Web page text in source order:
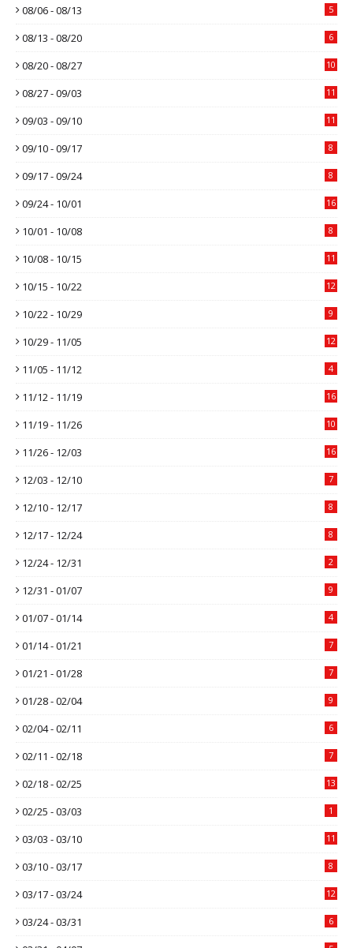
08/06 - 08/13 5
08/13 - 08/20 6
08/20 - 08/27 10
08/27 - 09/03 11
09/03 - 09/10 11
09/10 - 09/17 8
09/17 - 09/24 8
09/24 - 10/01 16
10/01 - 10/08 8
10/08 - 10/15 11
10/15 - 10/22 12
10/22 - 10/29 9
10/29 - 11/05 12
11/05 - 11/12 4
11/12 - 11/19 16
11/19 - 11/26 10
11/26 - 12/03 16
12/03 - 12/10 7
12/10 - 12/17 8
12/17 - 12/24 8
12/24 - 12/31 2
12/31 - 01/07 9
01/07 - 01/14 4
01/14 - 01/21 7
01/21 - 01/28 7
01/28 - 02/04 9
02/04 - 02/11 6
02/11 - 02/18 7
02/18 - 02/25 13
02/25 - 03/03 1
03/03 - 03/10 11
03/10 - 03/17 8
03/17 - 03/24 12
03/24 - 03/31 6